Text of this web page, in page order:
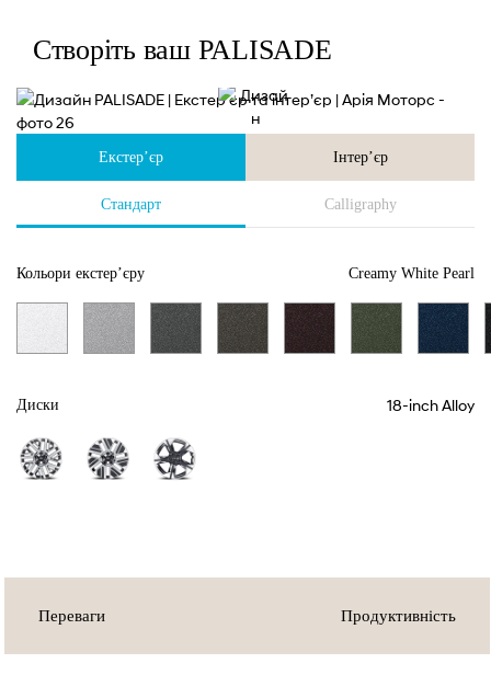
Створіть ваш PALISADE
Екстер’єр Інтер’єр
Стандарт Calligraphy
Кольори екстер’єру Creamy White Pearl
Диски 18-inch Alloy
Переваги Продуктивність